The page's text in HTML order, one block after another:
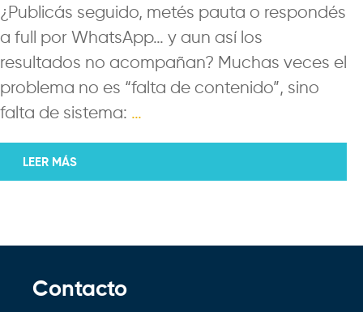
¿Publicás seguido, metés pauta o respondés
a full por WhatsApp… y aun así los
resultados no acompañan? Muchas veces el
problema no es “falta de contenido”, sino
falta de sistema: …
LEER MÁS
Contacto